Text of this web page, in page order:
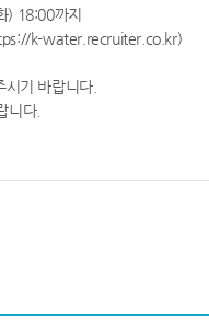
) 18:00까지
k-water.recruiter.co.kr)
기 바랍니다.
니다.